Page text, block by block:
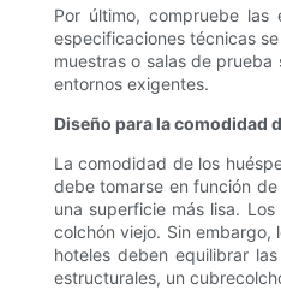
Por último, compruebe
especificaciones técnicas
muestras o salas de
entornos exigentes.
Diseño para la comodidad
La comodidad de los
debe tomarse en función
una superficie más lisa.
colchón viejo. Sin embargo,
hoteles deben equilibrar
estructurales, un